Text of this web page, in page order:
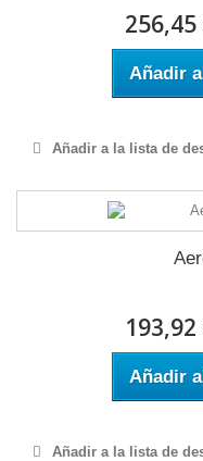
256,45
Añadir
Añadir a la lista de
193,92
Añadir
Añadir a la lista de